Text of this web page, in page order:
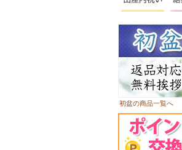
初盆の商品一覧へ